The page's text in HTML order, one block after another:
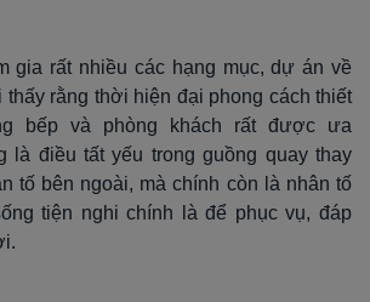
gia rất nhiều các hạng mục, dự án về
thấy rằng thời hiện đại phong cách thiết
bếp và phòng khách rất được ưa
là điều tất yếu trong guồng quay thay
tố bên ngoài, mà chính còn là nhân tố
tiện nghi chính là để phục vụ, đáp